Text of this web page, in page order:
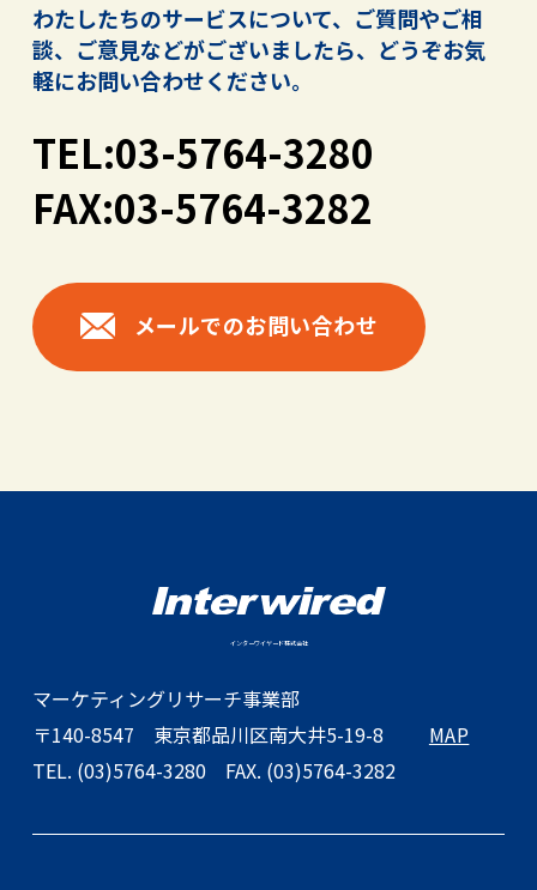
わたしたちのサービスについて、ご質問やご相
談、ご意見などがございましたら、 どうぞお気
軽にお問い合わせください。
TEL:03-5764-3280
FAX:03-5764-3282
メールでのお問い合わせ
インターワイヤード株式会社
マーケティングリサーチ事業部
〒140-8547 東京都品川区南大井5-19-8
MAP
TEL. (03)5764-3280 FAX. (03)5764-3282